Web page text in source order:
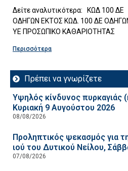
Δείτε αναλυτικότερα: ΚΩΔ 100 ΔΕ
ΟΔΗΓΩΝ ΕΚΤΟΣ ΚΩΔ. 100 ΔΕ
ΥΕ ΠΡΟΣΩΠΙΚΟ ΚΑΘΑΡΙΟΤΗΤΑΣ
Περισσότερα
Πρέπει να γνωρίζετε
Υψηλός κίνδυνος πυρκαγιάς
Κυριακή 9 Αυγούστου 2026
08/08/2026
Προληπτικός ψεκασμός για
ιού του Δυτικού Νείλου,
07/08/2026